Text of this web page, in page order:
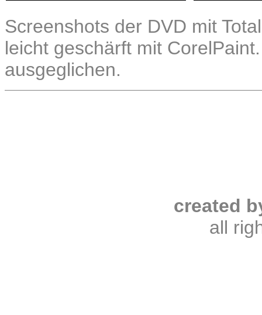
Screenshots der DVD mit
leicht geschärft mit
ausgeglichen.
created
all